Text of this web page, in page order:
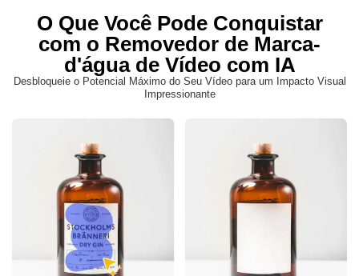
O Que Você Pode Conquistar
com o Removedor de Marca-
d'água de Vídeo com IA
Desbloqueie o Potencial Máximo do Seu Vídeo para um Impacto Visual
Impressionante